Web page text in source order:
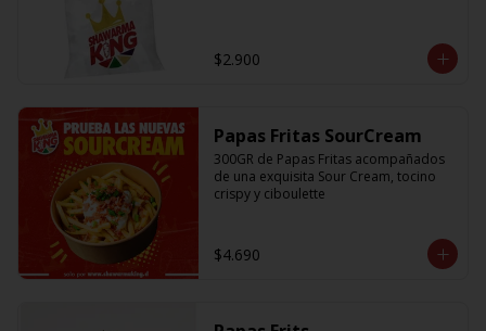
$2.900
Papas Fritas SourCream
300GR de Papas Fritas acompañados
de una exquisita Sour Cream, tocino
crispy y ciboulette
$4.690